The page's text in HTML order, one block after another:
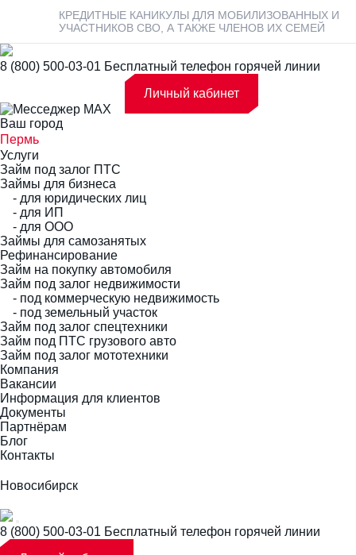
КРЕДИТНЫЕ КАНИКУЛЫ ДЛЯ МОБИЛИЗОВАННЫХ И
УЧАСТНИКОВ СВО, А ТАКЖЕ ЧЛЕНОВ ИХ СЕМЕЙ
8 (800) 500-03-01 Бесплатный телефон горячей линии
Личный кабинет
Ваш город
Пермь
Услуги
Займ под залог ПТС
Займы для бизнеса
- для юридических лиц
- для ИП
- для ООО
Займы для самозанятых
Рефинансирование
Займ на покупку автомобиля
Займ под залог недвижимости
- под коммерческую недвижимость
- под земельный участок
Займ под залог спецтехники
Займ под ПТС грузового авто
Займ под залог мототехники
Компания
Вакансии
Информация для клиентов
Документы
Партнёрам
Блог
Контакты
Новосибирск
8 (800) 500-03-01 Бесплатный телефон горячей линии